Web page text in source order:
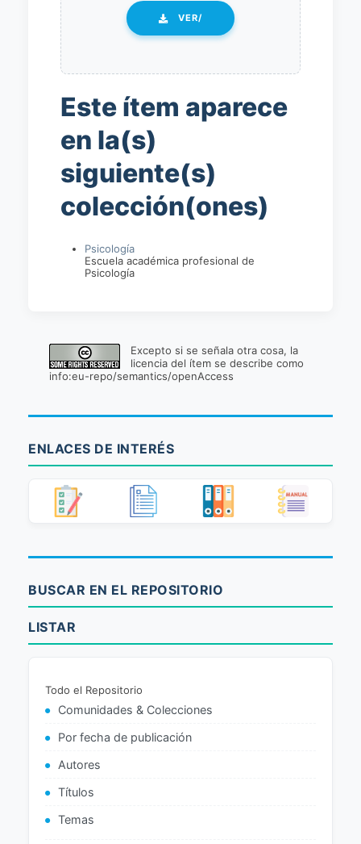
VER/
Este ítem aparece
en la(s)
siguiente(s)
colección(ones)
Psicología
Escuela académica profesional de
Psicología
Excepto si se señala otra cosa, la
licencia del ítem se describe como
info:eu-repo/semantics/openAccess
ENLACES DE INTERÉS
BUSCAR EN EL REPOSITORIO
LISTAR
Todo el Repositorio
Comunidades & Colecciones
Por fecha de publicación
Autores
Títulos
Temas